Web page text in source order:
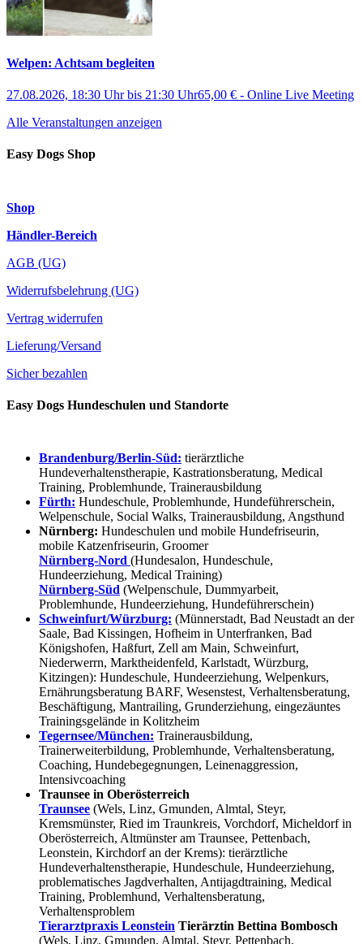
Welpen: Achtsam begleiten
27.08.2026, 18:30 Uhrbis 21:30 Uhr65,00 € - Online Live Meeting
Alle Veranstaltungen anzeigen
Easy Dogs Shop
Shop
Händler-Bereich
AGB (UG)
Widerrufsbelehrung (UG)
Vertrag widerrufen
Lieferung/Versand
Sicher bezahlen
Easy Dogs Hundeschulen und Standorte
Brandenburg/Berlin-Süd: tierärztliche
Hundeverhaltenstherapie, Kastrationsberatung, Medical
Training, Problemhunde, Trainerausbildung
Fürth: Hundeschule, Problemhunde, Hundeführerschein,
Welpenschule, Social Walks, Trainerausbildung, Angsthund
Nürnberg: Hundeschulen und mobile Hundefriseurin,
mobile Katzenfriseurin, Groomer
Nürnberg-Nord (Hundesalon, Hundeschule,
Hundeerziehung, Medical Training)
Nürnberg-Süd (Welpenschule, Dummyarbeit,
Problemhunde, Hundeerziehung, Hundeführerschein)
Schweinfurt/Würzburg: (Münnerstadt, Bad Neustadt an der
Saale, Bad Kissingen, Hofheim in Unterfranken, Bad
Königshofen, Haßfurt, Zell am Main, Schweinfurt,
Niederwerrn, Marktheidenfeld, Karlstadt, Würzburg,
Kitzingen): Hundeschule, Hundeerziehung, Welpenkurs,
Ernährungsberatung BARF, Wesenstest, Verhaltensberatung,
Beschäftigung, Mantrailing, Grunderziehung, eingezäuntes
Trainingsgelände in Kolitzheim
Tegernsee/München: Trainerausbildung,
Trainerweiterbildung, Problemhunde, Verhaltensberatung,
Coaching, Hundebegegnungen, Leinenaggression,
Intensivcoaching
Traunsee in Oberösterreich
Traunsee (Wels, Linz, Gmunden, Almtal, Steyr,
Kremsmünster, Ried im Traunkreis, Vorchdorf, Micheldorf in
Oberösterreich, Altmünster am Traunsee, Pettenbach,
Leonstein, Kirchdorf an der Krems): tierärztliche
Hundeverhaltenstherapie, Hundeschule, Hundeerziehung,
problematisches Jagdverhalten, Antijagdtraining, Medical
Training, Problemhund, Verhaltensberatung,
Verhaltensproblem
Tierarztpraxis Leonstein Tierärztin Bettina Bombosch
(Wels, Linz, Gmunden, Almtal, Steyr, Pettenbach,